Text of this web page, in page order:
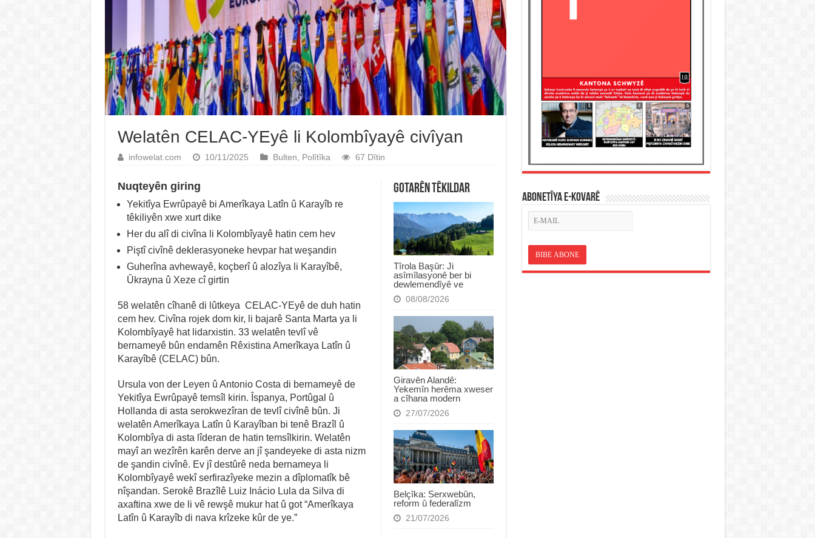
Welatên CELAC-YEyê li Kolombîyayê civîyan
infowelat.com 10/11/2025 Bulten, Polîtîka 67 Dîtin
Gotarên Têkildar
Tîrola Başûr: Ji
asîmîlasyonê ber bi
dewlemendîyê ve
08/08/2026
Giravên Alandê:
Yekemîn herêma xweser
a cîhana modern
27/07/2026
Belçîka: Serxwebûn,
reform û federalîzm
21/07/2026
Nuqteyên giring
Yekitîya Ewrûpayê bi Amerîkaya Latîn û Karayîb re
têkiliyên xwe xurt dike
Her du alî di civîna li Kolombîyayê hatin cem hev
Piştî civînê deklerasyoneke hevpar hat weşandin
Guherîna avhewayê, koçberî û alozîya li Karayîbê,
Ûkrayna û Xeze cî girtin
58 welatên cîhanê di lûtkeya CELAC-YEyê de duh hatin
cem hev. Civîna rojek dom kir, li bajarê Santa Marta ya li
Kolombîyayê hat lidarxistin. 33 welatên tevlî vê
bernameyê bûn endamên Rêxistina Amerîkaya Latîn û
Karayîbê (CELAC) bûn.
Ursula von der Leyen û Antonio Costa di bernameyê de
Yekitîya Ewrûpayê temsîl kirin. Îspanya, Portûgal û
Hollanda di asta serokwezîran de tevlî civînê bûn. Ji
welatên Amerîkaya Latîn û Karayîban bi tenê Brazîl û
Kolombîya di asta lîderan de hatin temsîlkirin. Welatên
mayî an wezîrên karên derve an jî şandeyeke di asta nizm
de şandin civînê. Ev jî destûrê neda bernameya li
Kolombîyayê wekî serfirazîyeke mezin a dîplomatîk bê
nîşandan. Serokê Brazîlê Luiz Inácio Lula da Silva di
axaftina xwe de li vê rewşê mukur hat û got “Amerîkaya
Latîn û Karayîb di nava krîzeke kûr de ye.”
ABONETÎYA E-KOVARÊ